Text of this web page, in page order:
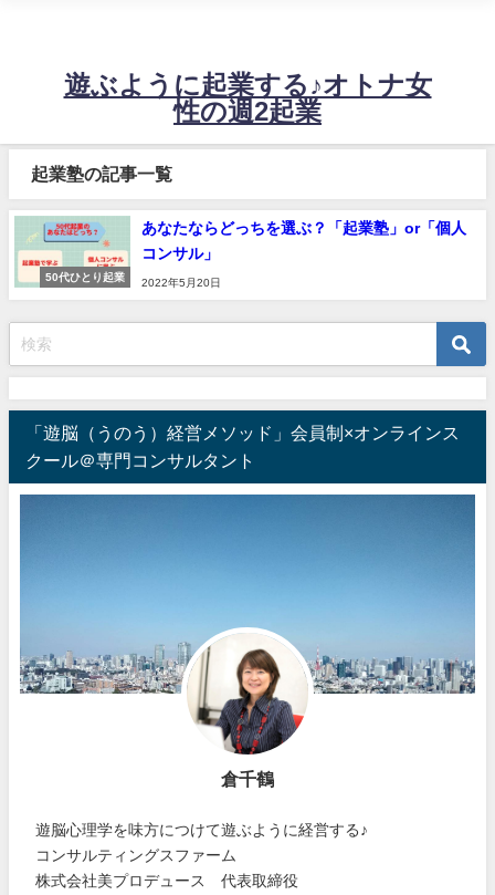
遊ぶように起業する♪オトナ女
性の週2起業
起業塾の記事一覧
50代ひとり起業
あなたならどっちを選ぶ？「起業塾」or「個人
コンサル」
2022年5月20日
「遊脳（うのう）経営メソッド」会員制×オンラインス
クール＠専門コンサルタント
倉千鶴
遊脳心理学を味方につけて遊ぶように経営する♪
コンサルティングスファーム
株式会社美プロデュース 代表取締役